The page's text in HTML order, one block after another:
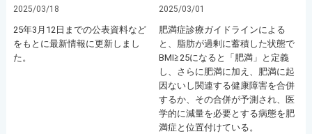
2025/03/18
25年3月12日までの公表資料など
をもとに最新情報に更新しまし
た。
2025/03/01
肥満症診療ガイドラインによる
と、脂肪が過剰に蓄積した状態で
BMI≧25になると「肥満」と定義
し、さらに肥満に加え、肥満に起
因ないし関連する健康障害を合併
するか、その合併が予測され、医
学的に減量を必要とする病態を肥
満症と位置付けている。